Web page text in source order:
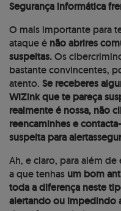
Segurança informática
O mais importante para
ataque é não abrires
suspeitas.Os
bastante convincentes,
atento. Se receberes
WiZink que te pareça
realmente é nossa, não
reencaminhes e
suspeita para
Ah, e claro, para além
a que tenhas um bom
toda a diferença neste
alertando ou impedindo